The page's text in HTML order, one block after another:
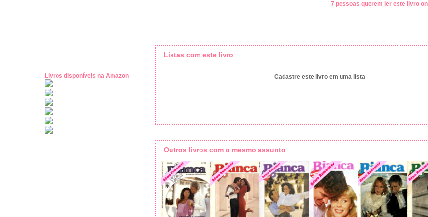
Livros disponíveis na Amazon
7 pessoas querem ler este livro
Listas com este livro
Cadastre este livro em uma lista
Outros livros com o mesmo assunto